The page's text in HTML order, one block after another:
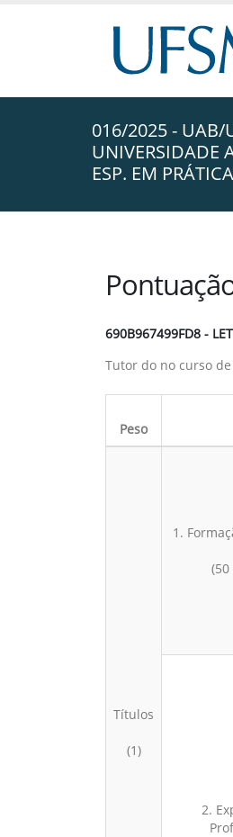
016/2025 - UAB/
UNIVERSIDADE
ESP. EM
690B967499FD8 -
Tutor do no curso
Peso
Títulos
(1)
1.
(50
2.